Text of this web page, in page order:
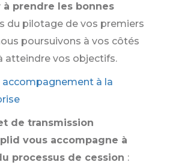
prendre les bonnes
du pilotage de vos premiers
poursuivons à vos côtés
atteindre vos objectifs.
accompagnement à la
de transmission
vous accompagne à
processus de cession :